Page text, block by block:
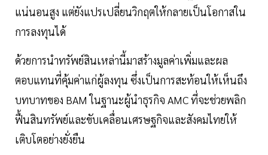
แน่นอนสูง แต่ยังแปรเปลี่ยนวิกฤตให้กลายเป็นโอกาสใน
การลงทุนได้
ด้วยการนำทรัพย์สินเหล่านี้มาสร้างมูลค่าเพิ่มและผล
ตอบแทนที่คุ้มค่าแก่ผู้ลงทุน ซึ่งเป็นการสะท้อนให้เห็นถึง
บทบาทของ BAM ในฐานะผู้นำธุรกิจ AMC ที่จะช่วยพลิก
ฟื้นสินทรัพย์และขับเคลื่อนเศรษฐกิจและสังคมไทยให้
เติบโตอย่างยั่งยืน